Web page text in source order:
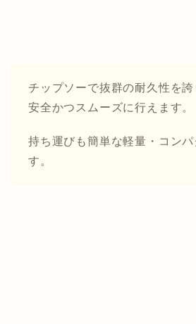
チップソーで抜群の耐久性を
安全かつスムーズに行えます。
持ち運びも簡単な軽量・コン
す。